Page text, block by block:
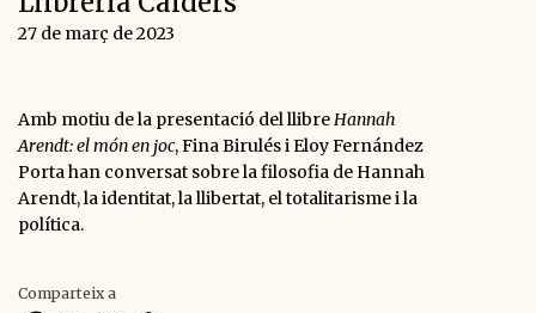
27 de març de 2023
Amb motiu de la presentació del llibreHannah
Arendt: el món en joc, Fina Birulés i Eloy Fernández
Porta han conversat sobre la filosofia de Hannah
Arendt, la identitat, la llibertat, el totalitarisme i la
política.
Comparteix a